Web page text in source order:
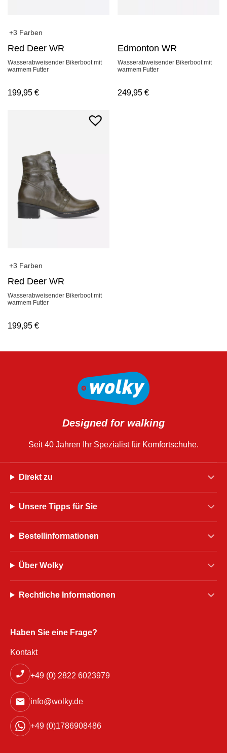
+3 Farben
Red Deer WR
Wasserabweisender Bikerboot mit
warmem Futter
199,95 €
Edmonton WR
Wasserabweisender Bikerboot mit
warmem Futter
249,95€
+3 Farben
Red Deer WR
Wasserabweisender Bikerboot mit
warmem Futter
199,95 €
Designed for walking
Seit 40 Jahren Ihr Spezialist für Komfortschuhe.
Direkt zu
Unsere Tipps für Sie
Bestellinformationen
Über Wolky
Rechtliche Informationen
Haben Sie eine Frage?
Kontakt
+49 (0) 2822 6023979
info@wolky.de
+49 (0)1786908486